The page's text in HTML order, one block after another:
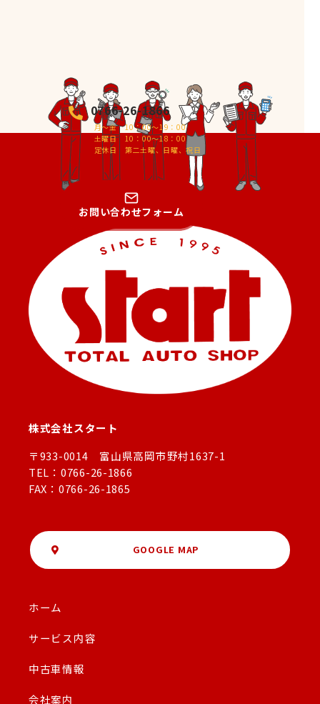
0766-26-1866
月～金 10：00～19：00
土曜日 10：00～18：00
定休日 第二土曜、日曜、祝日
お問い合わせフォーム
株式会社スタート
〒933-0014 富山県高岡市野村1637-1
TEL：0766-26-1866
FAX：0766-26-1865
GOOGLE MAP
ホーム
サービス内容
中古車情報
会社案内